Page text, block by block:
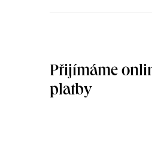
l
Přijímáme
platby